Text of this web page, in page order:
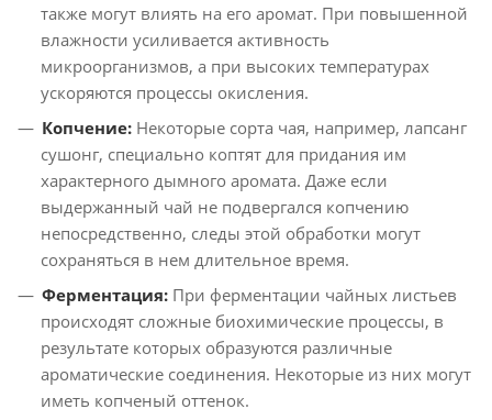
также могут влиять на его аромат. При повышенной
влажности усиливается активность
микроорганизмов, а при высоких температурах
ускоряются процессы окисления.
Копчение: Некоторые сорта чая, например, лапсанг
сушонг, специально коптят для придания им
характерного дымного аромата. Даже если
выдержанный чай не подвергался копчению
непосредственно, следы этой обработки могут
сохраняться в нем длительное время.
Ферментация: При ферментации чайных листьев
происходят сложные биохимические процессы, в
результате которых образуются различные
ароматические соединения. Некоторые из них могут
иметь копченый оттенок.